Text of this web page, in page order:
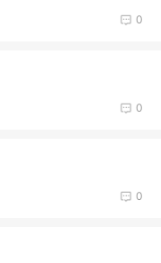
0
0
0